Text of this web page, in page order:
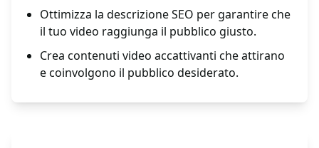
Ottimizza la descrizione SEO per garantire che
il tuo video raggiunga il pubblico giusto.
Crea contenuti video accattivanti che attirano
e coinvolgono il pubblico desiderato.